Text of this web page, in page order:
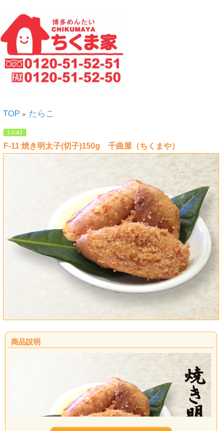
TOP > たらこ
【冷凍】
F-11 焼き明太子(切子)150g 千曲屋（ちくまや）
商品説明